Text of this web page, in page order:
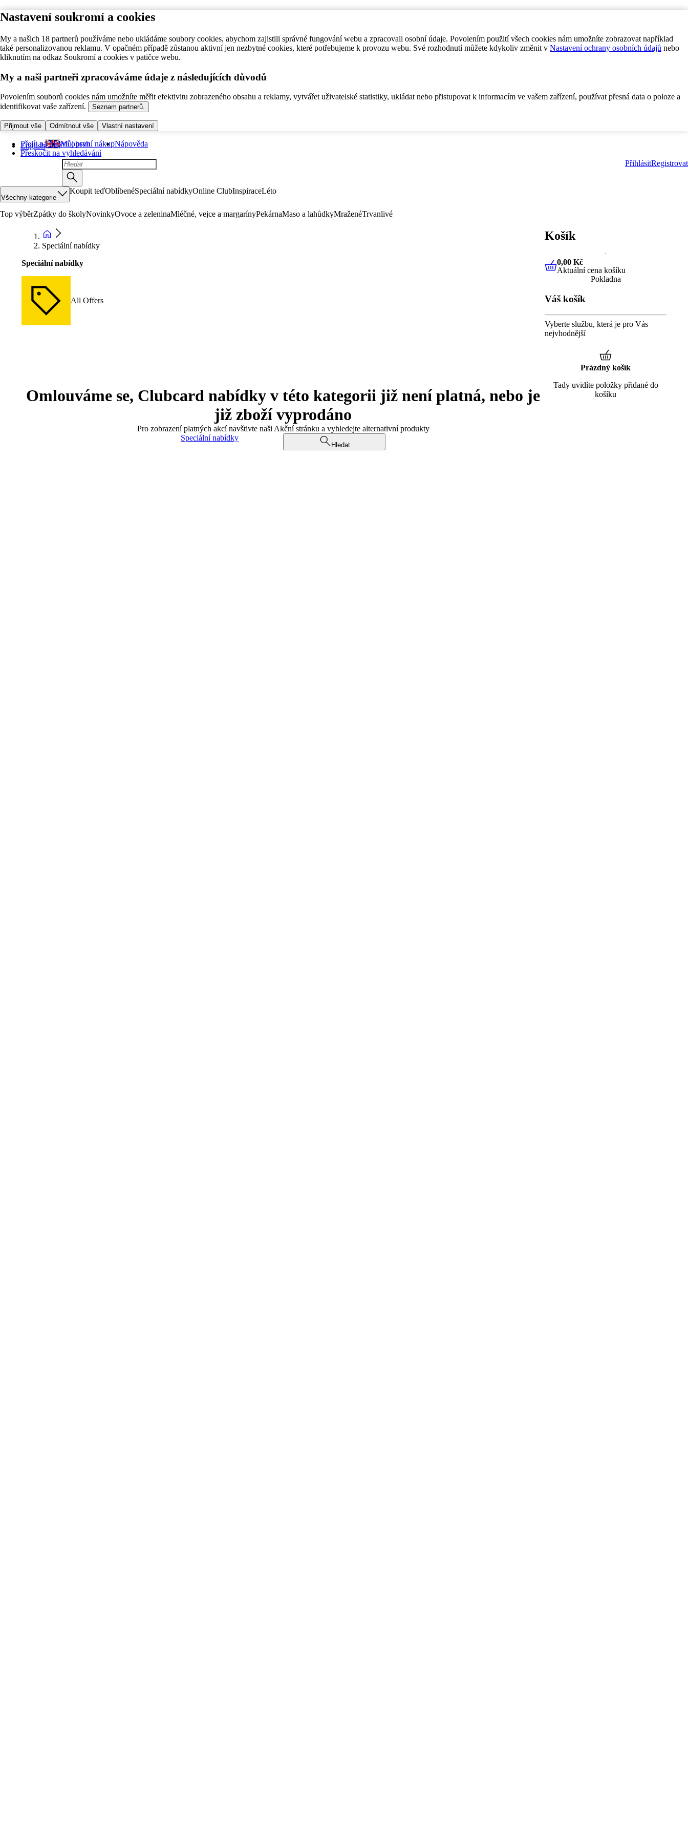
Nastavení soukromí a cookies
My a našich 18 partnerů používáme nebo ukládáme soubory cookies, abychom zajistili správné fungování webu a zpracovali osobní údaje. Povolením použití všech cookies nám umožníte zobrazovat například
také personalizovanou reklamu. V opačném případě zůstanou aktivní jen nezbytné cookies, které potřebujeme k provozu webu. Své rozhodnutí můžete kdykoliv změnit v Nastavení ochrany osobních údajů nebo
kliknutím na odkaz Soukromí a cookies v patičce webu.
My a naši partneři zpracováváme údaje z následujících důvodů
Povolením souborů cookies nám umožníte měřit efektivitu zobrazeného obsahu a reklamy, vytvářet uživatelské statistiky, ukládat nebo přistupovat k informacím ve vašem zařízení, používat přesná data o poloze a
identifikovat vaše zařízení.
Seznam partnerů.
Přijmout vše Odmítnout vše Vlastní nastavení
Přejít na hlavní obsah
Přeskočit na vyhledávání
English Můj první nákupNápověda
PřihlásitRegistrovat
Všechny kategorie
Koupit teďOblíbenéSpeciální nabídkyOnline ClubInspiraceLéto
Top výběrZpátky do školyNovinkyOvoce a zeleninaMléčné, vejce a margarínyPekárnaMaso a lahůdkyMraženéTrvanlivé
Speciální nabídky
Speciální nabídky
All Offers
Omlouváme se, Clubcard nabídky v této kategorii již není platná, nebo je
již zboží vyprodáno
Pro zobrazení platných akcí navštivte naši Akční stránku a vyhledejte alternativní produkty
Speciální nabídky
Hledat
Košík
0,00 KčAktuální cena košíku
0,00 Kč
Aktuální cena košíku
Pokladna
Váš košík
Vyberte službu, která je pro Vás
nejvhodnější
Prázdný košík
Tady uvidíte položky přidané do
košíku